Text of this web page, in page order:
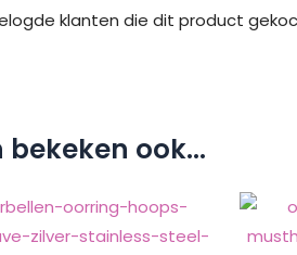
klanten die dit product
ook...